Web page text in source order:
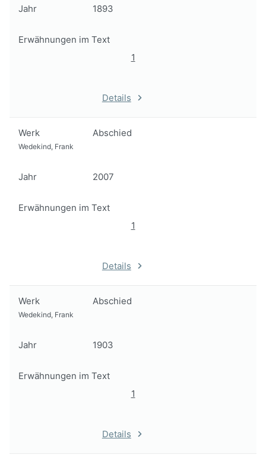
Jahr 1893
Erwähnungen im Text
1
Details
Werk Abschied
Wedekind, Frank
Jahr 2007
Erwähnungen im Text
1
Details
Werk Abschied
Wedekind, Frank
Jahr 1903
Erwähnungen im Text
1
Details